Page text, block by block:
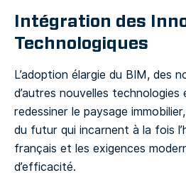
Intégration des
Technologiques
L’adoption élargie du BIM, des
d’autres nouvelles
redessiner le paysage
du futur qui incarnent à la fois
français et les exigences
d’efficacité.